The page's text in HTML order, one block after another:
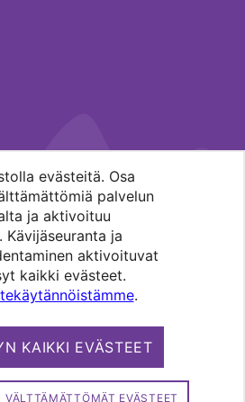
evästeitä. Osa
palvelun
ja aktivoituu
ja
aktivoituvat
kaikki evästeet.
.
KAIKKI EVÄSTEET
VÄLTTÄMÄTTÖMÄT EVÄSTEET
MENOHAKU
media.
kaupunki. All